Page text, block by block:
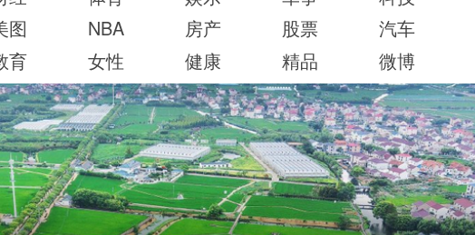
图
NBA 房产 股票 汽车
育
女性 健康 精品 微博